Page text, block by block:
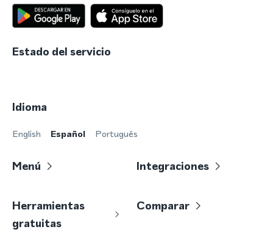
Estado del servicio
Idioma
English Español Português
Menú Integraciones
Herramientas
gratuitas
Comparar